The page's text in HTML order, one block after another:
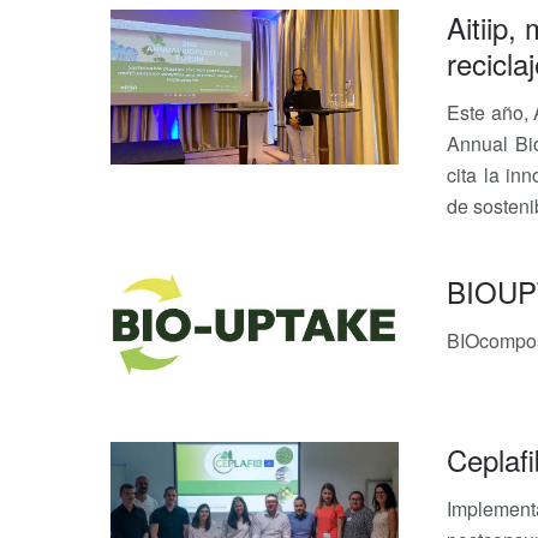
Aitiip,
Este año,
Annual
cita la
de